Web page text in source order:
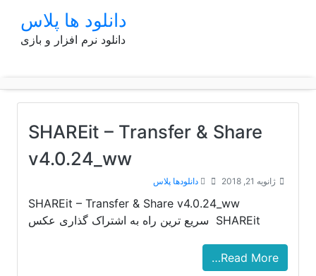
دانلود ها پلاس
دانلود نرم افزار و بازی
SHAREit – Transfer & Share
v4.0.24_ww
ژانویه 21, 2018 دانلودها پلاس
SHAREit – Transfer & Share v4.0.24_ww
SHAREit سریع ترین راه به اشتراک گذاری عکس
Read More…